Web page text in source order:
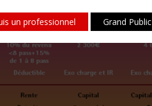
un professionnel Grand Public